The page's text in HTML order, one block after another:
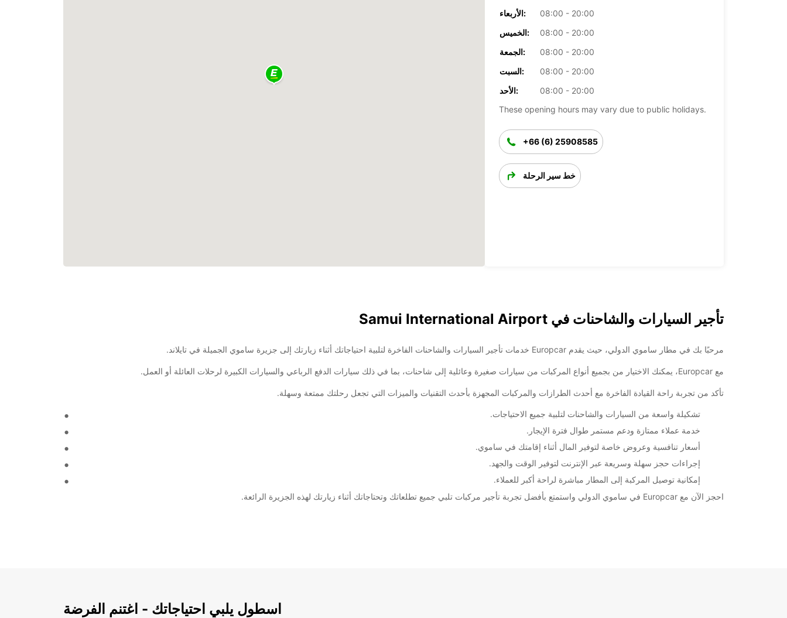
الأربعاء:
08:00 - 20:00
الخميس:
08:00 - 20:00
الجمعة:
08:00 - 20:00
السبت:
08:00 - 20:00
الأحد:
08:00 - 20:00
These opening hours may vary due to public holidays.
+66 (6) 25908585
خط سير الرحلة
تأجير السيارات والشاحنات في Samui International Airport
مرحبًا بك في مطار ساموي الدولي، حيث يقدم Europcar خدمات تأجير السيارات والشاحنات الفاخرة لتلبية احتياجاتك أثناء زيارتك إلى جزيرة ساموي الجميلة في تايلاند.
مع Europcar، يمكنك الاختيار من بجميع أنواع المركبات من سيارات صغيرة وعائلية إلى شاحنات، بما في ذلك سيارات الدفع الرباعي والسيارات الكبيرة لرحلات العائلة أو العمل.
تأكد من تجربة راحة القيادة الفاخرة مع أحدث الطرازات والمركبات المجهزة بأحدث التقنيات والميزات التي تجعل رحلتك ممتعة وسهلة.
تشكيلة واسعة من السيارات والشاحنات لتلبية جميع الاحتياجات.
خدمة عملاء ممتازة ودعم مستمر طوال فترة الإيجار.
أسعار تنافسية وعروض خاصة لتوفير المال أثناء إقامتك في ساموي.
إجراءات حجز سهلة وسريعة عبر الإنترنت لتوفير الوقت والجهد.
إمكانية توصيل المركبة إلى المطار مباشرة لراحة أكبر للعملاء.
احجز الآن مع Europcar في ساموي الدولي واستمتع بأفضل تجربة تأجير مركبات تلبي جميع تطلعاتك وتحتاجاتك أثناء زيارتك لهذه الجزيرة الرائعة.
اسطول يلبي احتياجاتك - اغتنم الفرضة